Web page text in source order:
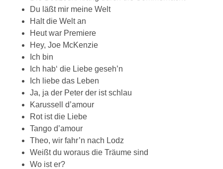
Du läßt mir meine Welt
Halt die Welt an
Heut war Premiere
Hey, Joe McKenzie
Ich bin
Ich hab‘ die Liebe geseh’n
Ich liebe das Leben
Ja, ja der Peter der ist schlau
Karussell d’amour
Rot ist die Liebe
Tango d’amour
Theo, wir fahr’n nach Lodz
Weißt du woraus die Träume sind
Wo ist er?